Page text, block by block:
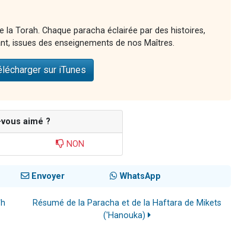
la Torah. Chaque paracha éclairée par des histoires,
issues des enseignements de nos Maîtres.
sur iTunes
aimé ?
NON
Envoyer WhatsApp
Résumé de la Paracha et de la Haftara de Mikets
('Hanouka)